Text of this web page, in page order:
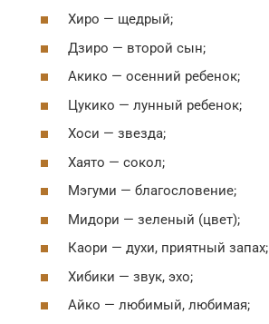
Хиро — щедрый;
Дзиро — второй сын;
Акико — осенний ребенок;
Цукико — лунный ребенок;
Хоси — звезда;
Хаято — сокол;
Мэгуми — благословение;
Мидори — зеленый (цвет);
Каори — духи, приятный запах;
Хибики — звук, эхо;
Айко — любимый, любимая;